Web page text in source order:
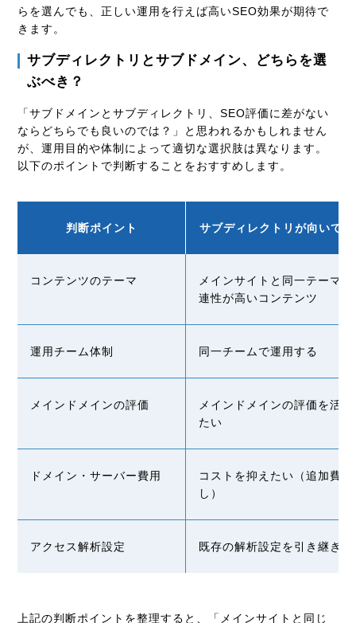
らを選んでも、正しい運用を行えば高いSEO効果が期待で
きます。
サブディレクトリとサブドメイン、どちらを選
ぶべき？
「サブドメインとサブディレクトリ、SEO評価に差がない
ならどちらでも良いのでは？」と思われるかもしれません
が、運用目的や体制によって適切な選択肢は異なります。
以下のポイントで判断することをおすすめします。
判断ポイント サブディレクトリが向いて
コンテンツのテーマ
メインサイトと同一テーマ
連性が高いコンテンツ
運用チーム体制 同一チームで運用する
メインドメインの評価
メインドメインの評価を活
たい
ドメイン・サーバー費用
コストを抑えたい（追加費
し）
アクセス解析設定 既存の解析設定を引き継ぎ
上記の判断ポイントを整理すると、「メインサイトと同じ